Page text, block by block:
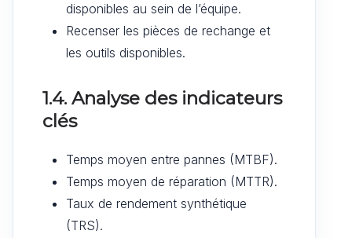
disponibles au sein de l’équipe.
Recenser les pièces de rechange et
les outils disponibles.
1.4. Analyse des indicateurs
clés
Temps moyen entre pannes (MTBF).
Temps moyen de réparation (MTTR).
Taux de rendement synthétique
(TRS).